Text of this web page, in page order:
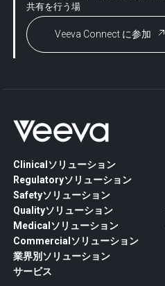
共有を行う場
Veeva Connect に参加
Clinicalソリューション
Regulatoryソリューション
Safetyソリューション
Qualityソリューション
Medicalソリューション
Commercialソリューション
業界別ソリューション
サービス